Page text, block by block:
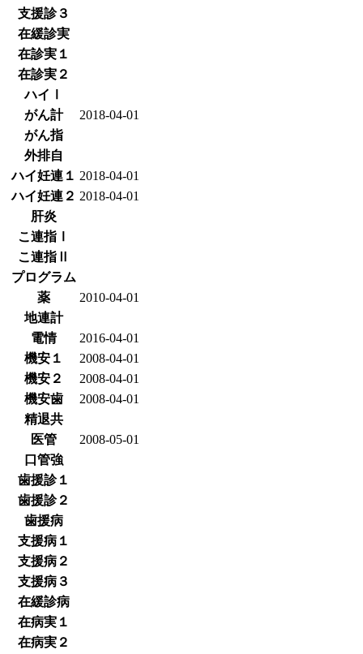
支援診３
在緩診実
在診実１
在診実２
ハイⅠ
がん計
2018-04-01
がん指
外排自
ハイ妊連１ 2018-04-01
ハイ妊連２ 2018-04-01
肝炎
こ連指Ⅰ
こ連指Ⅱ
プログラム
薬
2010-04-01
地連計
電情
2016-04-01
機安１
2008-04-01
機安２
2008-04-01
機安歯
2008-04-01
精退共
医管
2008-05-01
口管強
歯援診１
歯援診２
歯援病
支援病１
支援病２
支援病３
在緩診病
在病実１
在病実２